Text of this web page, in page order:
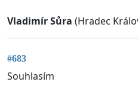
Vladimír Sůra (Hradec
#683
Souhlasím